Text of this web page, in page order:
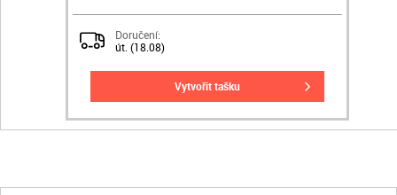
Doručení:
út. (18.08)
vytvořit tašku